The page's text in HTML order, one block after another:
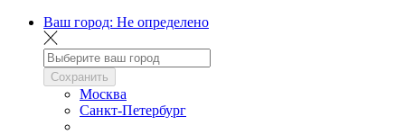
Ваш город: Не определено
Сохранить
Москва
Санкт-Петербург